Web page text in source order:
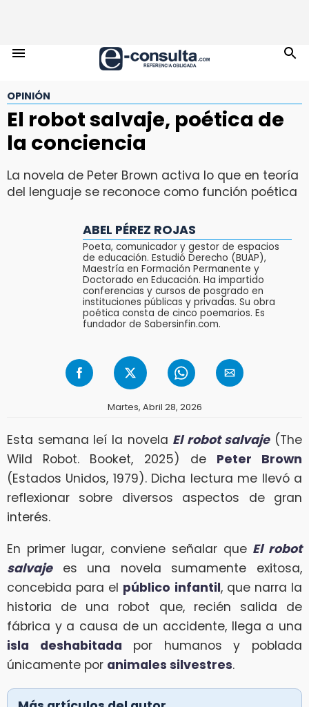
OPINIÓN
El robot salvaje, poética de
la conciencia
La novela de Peter Brown activa lo que en teoría
del lenguaje se reconoce como función poética
ABEL PÉREZ ROJAS
Poeta, comunicador y gestor de espacios
de educación. Estudió Derecho (BUAP),
Maestría en Formación Permanente y
Doctorado en Educación. Ha impartido
conferencias y cursos de posgrado en
instituciones públicas y privadas. Su obra
poética consta de cinco poemarios. Es
fundador de Sabersinfin.com.
Martes, Abril 28, 2026
Esta semana leí la novela El robot salvaje(The
Wild Robot. Booket, 2025) de Peter Brown
(Estados Unidos, 1979). Dicha lectura me llevó a
reflexionar sobre diversos aspectos de gran
interés.
En primer lugar, conviene señalar que El robot
salvajees una novela sumamente exitosa,
concebida para el público infantil, que narra la
historia de una robot que, recién salida de
fábrica y a causa de un accidente, llega a una
isla deshabitada por humanos y poblada
únicamente por animales silvestres.